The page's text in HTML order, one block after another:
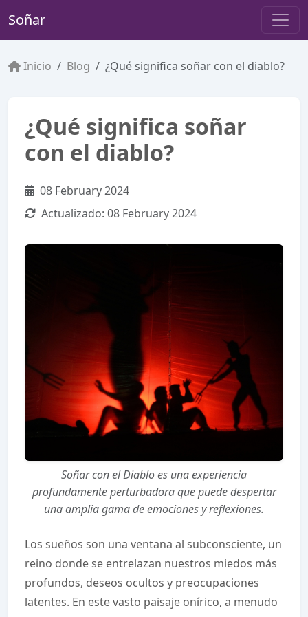
Soñar
Inicio Blog ¿Qué significa soñar con el diablo?
¿Qué significa soñar
con el diablo?
08 February 2024
Actualizado: 08 February 2024
Soñar con el Diablo es una experiencia
profundamente perturbadora que puede despertar
una amplia gama de emociones y reflexiones.
Los sueños son una ventana al subconsciente, un
reino donde se entrelazan nuestros miedos más
profundos, deseos ocultos y preocupaciones
latentes. En este vasto paisaje onírico, a menudo